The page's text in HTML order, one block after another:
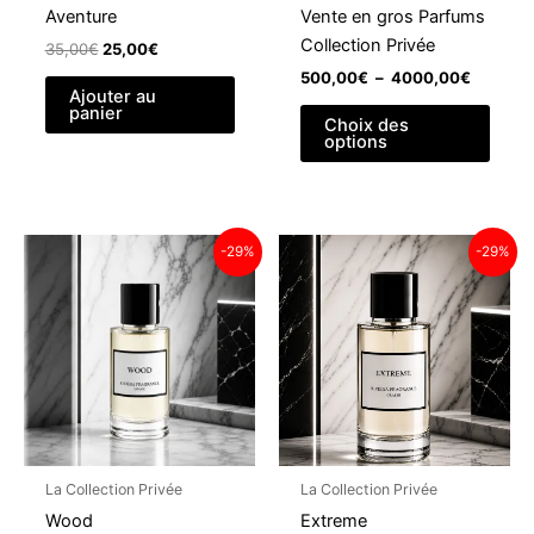
Aventure
35,00€ Le
initial
était :
25,00€Le
Ajouter au
panier
Vente en gros Parfums
Collection Privée
500,00€ – 4000,00€Plage
Choix des
options
Ce
a
Les
être
sur
la
page
-29%
La Collection Privée
Wood
-29%
La Collection Privée
Extreme